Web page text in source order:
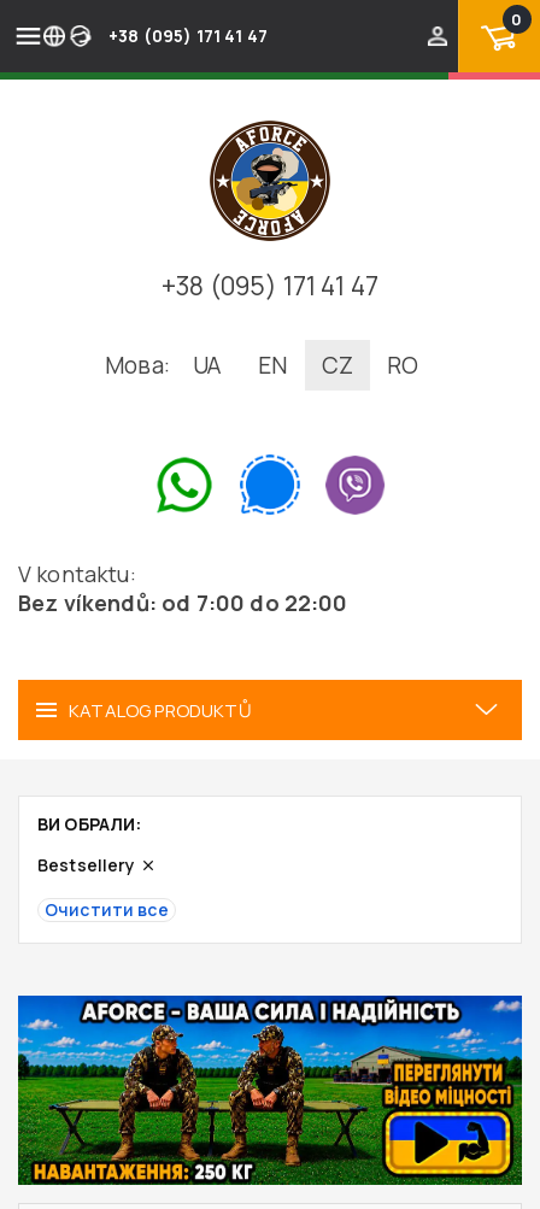
+38 (095) 171 41 47
0
+38 (095) 171 41 47
Мова: UA EN CZ RO
V kontaktu:
Bez víkendů: od 7:00 do 22:00
KATALOG PRODUKTŮ
ВИ ОБРАЛИ:
Bestsellery
Очистити все